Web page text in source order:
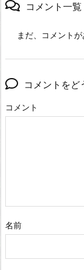
コメント一覧
まだ、コメント
コメントをど
コメント
名前